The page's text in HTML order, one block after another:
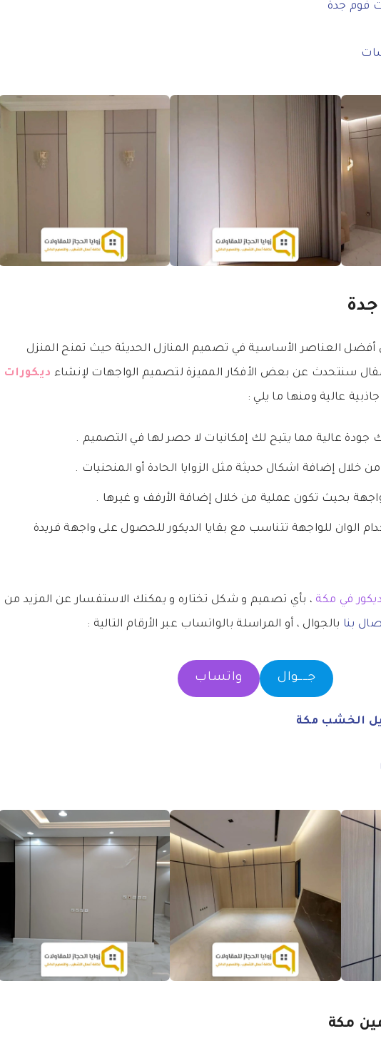
فوم جدة
العناصر الأساسية في تصميم المنازل الحديثة حيث تمنح المنزل
سنتحدث عن بعض الأفكار المميزة لتصميم الواجهات لإنشاء ديكورات
عالية ومنها ما يلي :
جودة عالية مما يتيح لك إمكانيات لا حصر لها في التصميم .
خلال إضافة اشكال حديثة مثل الزوايا الحادة أو المنحنيات .
بحيث تكون عملية من خلال إضافة الأرفف و غيرها .
الوان للواجهة تتناسب مع بقايا الديكور للحصول على واجهة فريدة
في مكة ، بأي تصميم و شكل تختاره و يمكنك الاستفسار عن المزيد من
بنا بالجوال ، أو المراسلة بالواتساب عبر الأرقام التالية :
جــــوال واتساب
الخشب مكة
مكة